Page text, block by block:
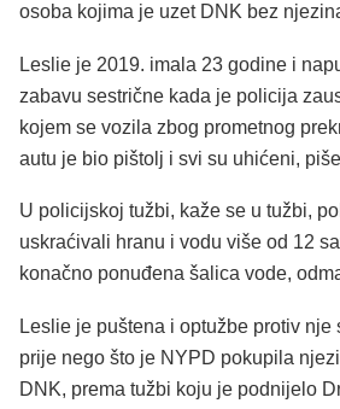
osoba kojima je uzet DNK bez
Leslie je 2019. imala 23 godine i
zabavu sestrične kada je policija
kojem se vozila zbog prometnog
autu je bio pištolj i svi su uhićeni,
U policijskoj tužbi, kaže se u tužbi,
uskraćivali hranu i vodu više od 12
konačno ponuđena šalica vode,
Leslie je puštena i optužbe protiv nje
prije nego što je NYPD pokupila
DNK, prema tužbi koju je podnijelo